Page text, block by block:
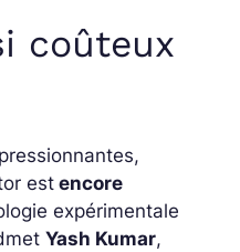
coûteux
est encore
expérimentale
Yash Kumar,